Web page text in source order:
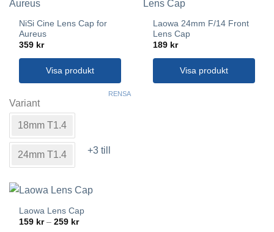
kan
på
produktsidan
NiSi Cine Lens Cap for
Aureus
359 kr
Visa produkt
här
produkten
har
flera
varianter.
De
alternativen
kan
väljas
Variant
18mm T1.4
24mm T1.4 +3 till
RENSA
Laowa 24mm F/14 Front
Lens Cap
189 kr
Visa produkt
Laowa Lens Cap
159 kr – 259 krPrisintervall: